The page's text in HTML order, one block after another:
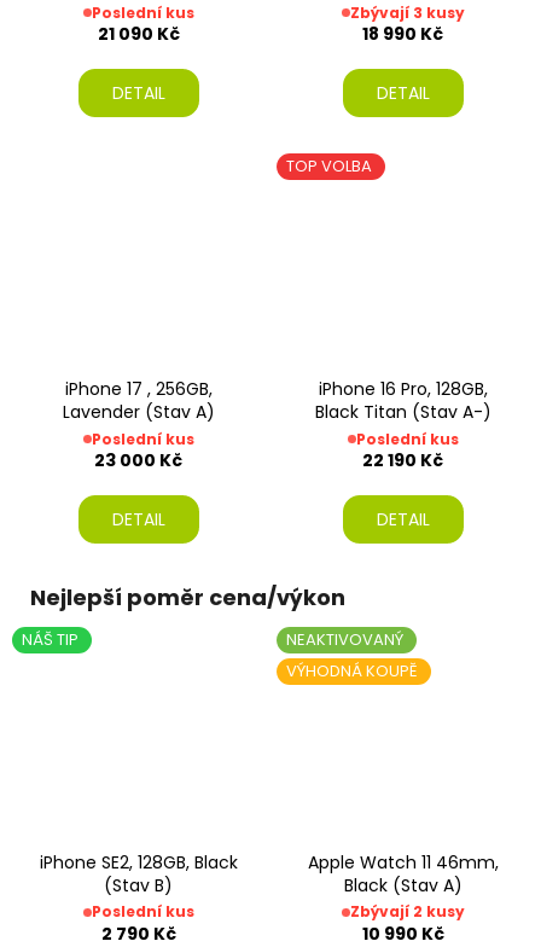
Poslední kus
21 090 Kč
DETAIL
Zbývají 3 kusy
18 990 Kč
DETAIL
iPhone 17 , 256GB,
Lavender (Stav A)
Poslední kus
23 000 Kč
DETAIL
TOP VOLBA
iPhone 16 Pro, 128GB,
Black Titan (Stav A-)
Poslední kus
22 190 Kč
DETAIL
Nejlepší poměr cena/výkon
NÁŠ TIP
iPhone SE2, 128GB, Black
(Stav B)
Poslední kus
2 790 Kč
NEAKTIVOVANÝ
VÝHODNÁ KOUPĚ
Apple Watch 11 46mm,
Black (Stav A)
Zbývají 2 kusy
10 990 Kč